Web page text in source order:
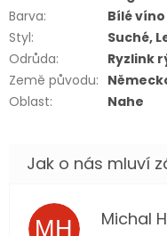
Barva:
Bílé víno
Styl:
Suché,
Odrůda:
Ryzlink
Země původu:
Oblast: Nahe
MH Michal